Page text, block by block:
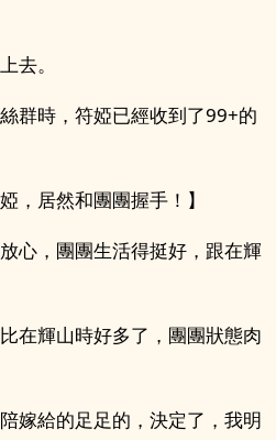
去。
群時，符婭已經收到了99+的
，居然和團團握手！】
心，團團生活得挺好，跟在輝
在輝山時好多了，團團狀態肉
嫁給的足足的，決定了，我明